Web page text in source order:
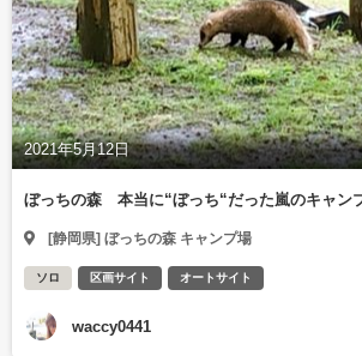
2021年5月12日
ぼっちの森 本当に“ぼっち“だった嵐のキャ
[静岡県] ぼっちの森 キャンプ場
ソロ 区画サイト オートサイト
waccy0441